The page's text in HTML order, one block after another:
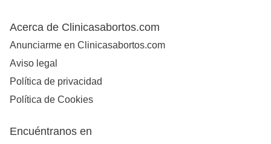
Acerca de Clinicasabortos.com
Anunciarme en Clinicasabortos.com
Aviso legal
Política de privacidad
Política de Cookies
Encuéntranos en